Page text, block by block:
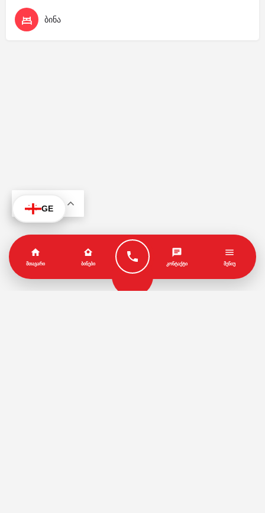
ბინა
GE
ᲛᲗᲐᲕᲐᲠᲘ ᲑᲘᲜᲔᲑᲘ ᲙᲝᲜᲢᲐᲥᲢᲘ ᲛᲔᲜᲘᲣ
KA